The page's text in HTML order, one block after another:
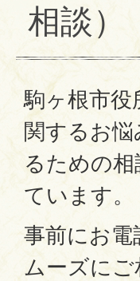
相談）
駒ヶ根市役
関するお
るための
ています。
事前にお電
ムーズに